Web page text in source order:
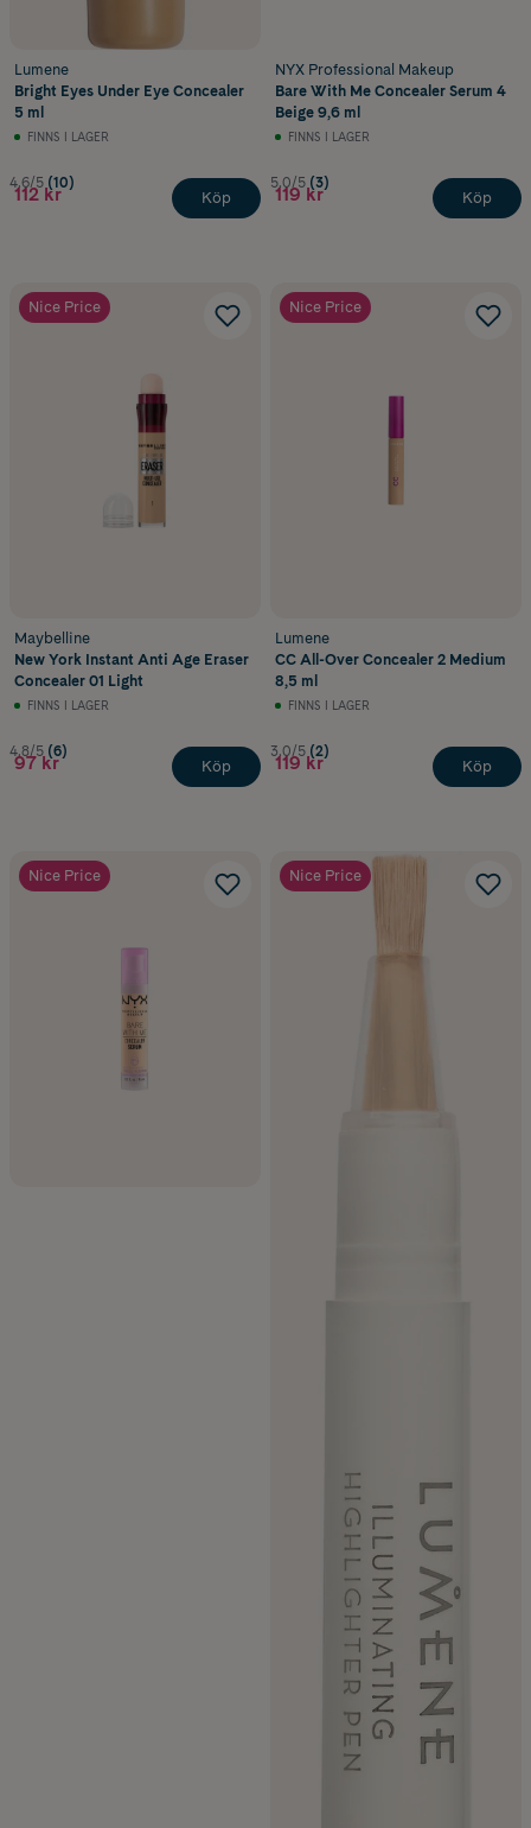
Lumene
Bright Eyes Under Eye Concealer
5 ml
FINNS I LAGER
4.6/5 (10)
112 kr Köp
NYX Professional Makeup
Bare With Me Concealer Serum 4
Beige 9,6 ml
FINNS I LAGER
5.0/5 (3)
119 kr Köp
Nice Price
Maybelline
New York Instant Anti Age Eraser
Concealer 01 Light
FINNS I LAGER
4.8/5 (6)
97 kr Köp
Nice Price
Lumene
CC All-Over Concealer 2 Medium
8,5 ml
FINNS I LAGER
3.0/5 (2)
119 kr Köp
Nice Price Nice Price